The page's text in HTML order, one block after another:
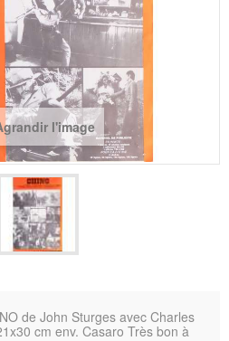
l'image
de John Sturges avec Charles
cm env. Casaro Très bon à